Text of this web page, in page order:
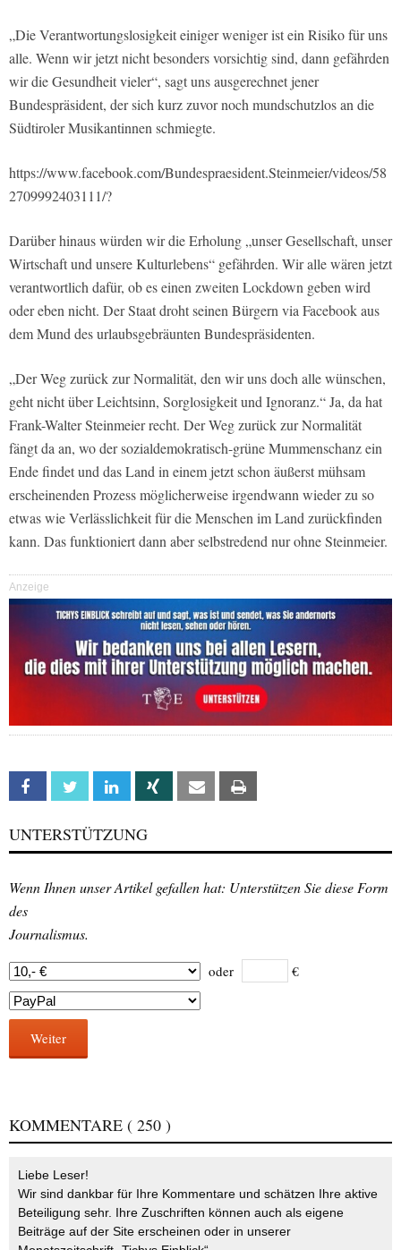
„Die Verantwortungslosigkeit einiger weniger ist ein Risiko für uns
alle. Wenn wir jetzt nicht besonders vorsichtig sind, dann gefährden
wir die Gesundheit vieler“, sagt uns ausgerechnet jener
Bundespräsident, der sich kurz zuvor noch mundschutzlos an die
Südtiroler Musikantinnen schmiegte.
https://www.facebook.com/Bundespraesident.Steinmeier/videos/58
2709992403111/?
Darüber hinaus würden wir die Erholung „unser Gesellschaft, unser
Wirtschaft und unsere Kulturlebens“ gefährden. Wir alle wären jetzt
verantwortlich dafür, ob es einen zweiten Lockdown geben wird
oder eben nicht. Der Staat droht seinen Bürgern via Facebook aus
dem Mund des urlaubsgebräunten Bundespräsidenten.
„Der Weg zurück zur Normalität, den wir uns doch alle wünschen,
geht nicht über Leichtsinn, Sorglosigkeit und Ignoranz.“ Ja, da hat
Frank-Walter Steinmeier recht. Der Weg zurück zur Normalität
fängt da an, wo der sozialdemokratisch-grüne Mummenschanz ein
Ende findet und das Land in einem jetzt schon äußerst mühsam
erscheinenden Prozess möglicherweise irgendwann wieder zu so
etwas wie Verlässlichkeit für die Menschen im Land zurückfinden
kann. Das funktioniert dann aber selbstredend nur ohne Steinmeier.
Anzeige
Facebook Twitter Linkedin Xing Email
UNTERSTÜTZUNG
Wenn Ihnen unser Artikel gefallen hat: Unterstützen Sie diese Form
des
Journalismus.
oder €
Weiter
KOMMENTARE ( 250 )
Liebe Leser!
Wir sind dankbar für Ihre Kommentare und schätzen Ihre aktive
Beteiligung sehr. Ihre Zuschriften können auch als eigene
Beiträge auf der Site erscheinen oder in unserer